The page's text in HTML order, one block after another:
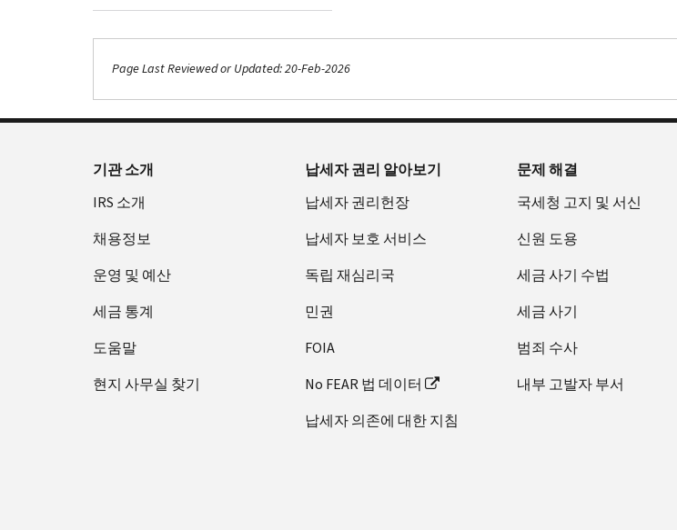
Page Last Reviewed or Updated: 20-Feb-2026
기관 소개
IRS 소개
채용정보
운영 및 예산
세금 통계
도움말
현지 사무실 찾기
납세자 권리 알아보기
납세자 권리헌장
납세자 보호 서비스
독립 재심리국
민권
FOIA
No FEAR 법 데이터
납세자 의존에 대한 지침
문제 해결
국세청 고지 및 서신
신원 도용
세금 사기 수법
세금 사기
범죄 수사
내부 고발자 부서